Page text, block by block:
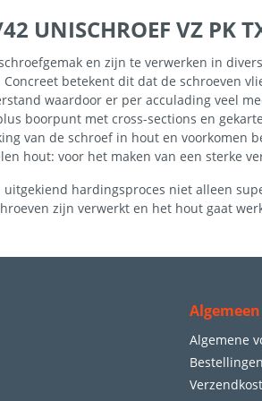
UNISCHROEF VZ PK
en zijn te verwerken in
betekent dit dat de schroeven
waardoor er per acculading veel
boorpunt met cross-sections en
van de schroef in hout en voorkomen
hout: voor het maken van een sterke
hardingsproces niet alleen
zijn verwerkt en het hout gaat
Algemeen
Algemene